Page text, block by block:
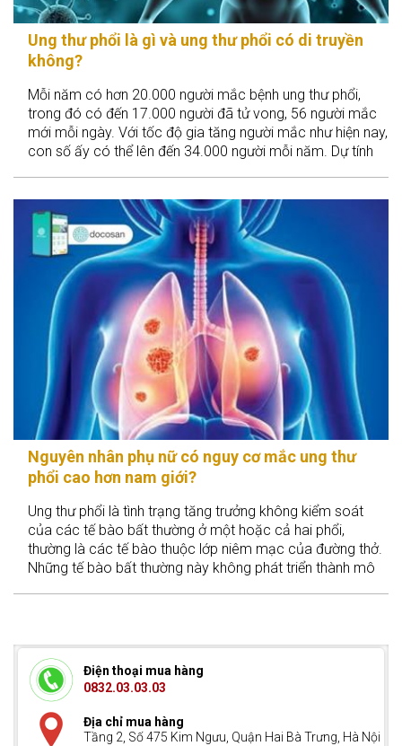
Ung thư phổi là gì và ung thư phổi có di truyền
không?
Mỗi năm có hơn 20.000 người mắc bệnh ung thư phổi,
trong đó có đến 17.000 người đã tử vong, 56 người mắc
mới mỗi ngày. Với tốc độ gia tăng người mắc như hiện nay,
con số ấy có thể lên đến 34.000 người mỗi năm. Dự tính
Nguyên nhân phụ nữ có nguy cơ mắc ung thư
phổi cao hơn nam giới?
Ung thư phổi là tình trạng tăng trưởng không kiểm soát
của các tế bào bất thường ở một hoặc cả hai phổi,
thường là các tế bào thuộc lớp niêm mạc của đường thở.
Những tế bào bất thường này không phát triển thành mô
Điện thoại mua hàng
0832.03.03.03
Địa chỉ mua hàng
Tầng 2, Số 475 Kim Ngưu, Quận Hai Bà Trưng, Hà Nội